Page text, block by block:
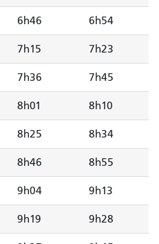
6h46 6h54
7h15 7h23
7h36 7h45
8h01 8h10
8h25 8h34
8h46 8h55
9h04 9h13
9h19 9h28